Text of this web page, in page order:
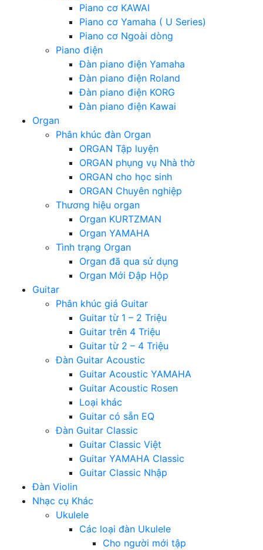
Piano cơ KAWAI
Piano cơ Yamaha ( U Series)
Piano cơ Ngoài dòng
Piano điện
Đàn piano điện Yamaha
Đàn piano điện Roland
Đàn piano điện KORG
Đàn piano điện Kawai
Organ
Phân khúc đàn Organ
ORGAN Tập luyện
ORGAN phụng vụ Nhà thờ
ORGAN cho học sinh
ORGAN Chuyên nghiệp
Thương hiệu organ
Organ KURTZMAN
Organ YAMAHA
Tình trạng Organ
Organ đã qua sử dụng
Organ Mới Đập Hộp
Guitar
Phân khúc giá Guitar
Guitar từ 1 – 2 Triệu
Guitar trên 4 Triệu
Guitar từ 2 – 4 Triệu
Đàn Guitar Acoustic
Guitar Acoustic YAMAHA
Guitar Acoustic Rosen
Loại khác
Guitar có sẵn EQ
Đàn Guitar Classic
Guitar Classic Việt
Guitar YAMAHA Classic
Guitar Classic Nhập
Đàn Violin
Nhạc cụ Khác
Ukulele
Các loại đàn Ukulele
Cho người mới tập